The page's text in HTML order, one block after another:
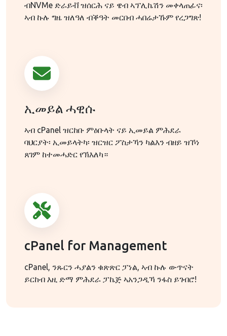
ብNVMe ድራይቭ ዝሰርሕ ናይ ዌብ ኣፕሊኬሽን መቀላጠፊና፡
ኣብ ኩሉ ግዜ ዝለዓለ ብቕዓት መርበብ ሓበሬታኹም የረጋግጽ!
ኢመይል ሓዊሱ
ኣብ cPanel ዝርከቡ ምዕቡላት ናይ ኢመይል ምሕደራ
ባህርያት፡ ኢመይላትካ፡ ዝርዝር ፖስታኻን ካልእን ብዘይ ዝኾነ
ጸገም ከተመሓድር የኽእለካ።
cPanel for Management
cPanel, ንጹርን ሓያልን ቁጽጽር ፓነል, ኣብ ኩሉ ውጥናት
ይርከብ እዚ ድማ ምሕደራ ፓኬጅ ኣአንጋዲኻ ንፋስ ይገብሮ!